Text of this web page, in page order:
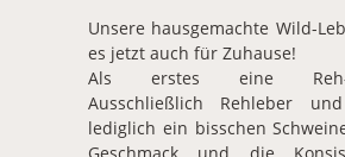
Unsere hausgemachte Wild-
es jetzt auch für Zuhause!
Als erstes eine Reh-
Ausschließlich Rehleber
lediglich ein bisschen